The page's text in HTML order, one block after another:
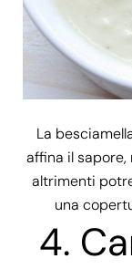
La
affina il
altrimenti
una
4.